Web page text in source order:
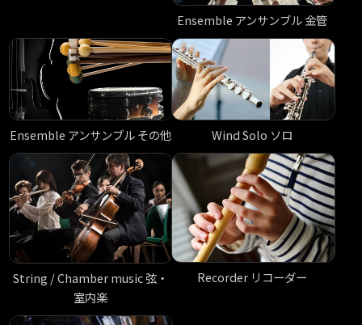
Ensemble アンサンブル 金管
Ensemble アンサンブル その他 Wind Solo ソロ
String / Chamber music 弦・
室内楽
Recorder リコーダー